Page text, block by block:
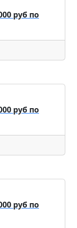
руб по
руб по
руб по